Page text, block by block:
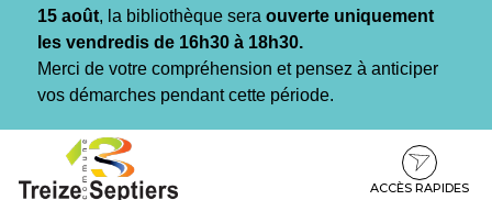
15 août, la bibliothèque sera ouverte uniquement
les vendredis de 16h30 à 18h30.
Merci de votre compréhension et pensez à anticiper
vos démarches pendant cette période.
contenu
pied
ACCÈS RAPIDES